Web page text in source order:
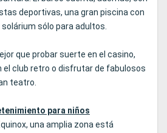
deportivas, una gran piscina con
sólo para adultos.
que probar suerte en el casino,
el club retro o disfrutar de fabulosos
teatro.
para niños
una amplia zona está